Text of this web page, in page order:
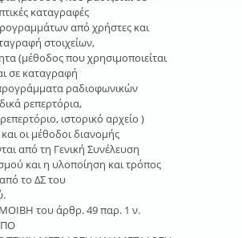
καταγραφές
από χρήστες και
στοιχείων,
(µέθοδος που χρησιµοποιείται
σε καταγραφή
ραδιοφωνικών
ρεπερτόρια,
ιστορικό αρχείο )
οι μέθοδοι διανομής
από τη Γενική Συνέλευση
και η υλοποίηση και τρόπος
το ΔΣ του
του άρθρ. 49 παρ. 1 ν.